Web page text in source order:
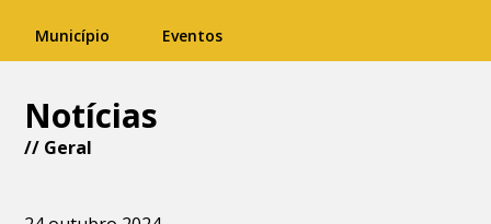
Município Eventos
Notícias
// Geral